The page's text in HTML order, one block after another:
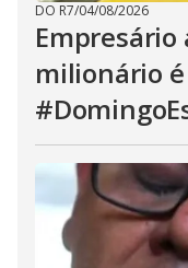
DO R7/04/08/2026
Empresário
milionário